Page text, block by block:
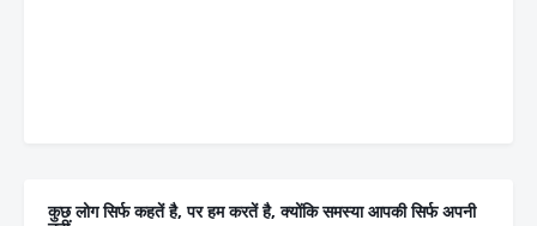
कुछ लोग सिर्फ कहतें है, पर हम करतें है, क्योंकि समस्या आपकी सिर्फ अपनी